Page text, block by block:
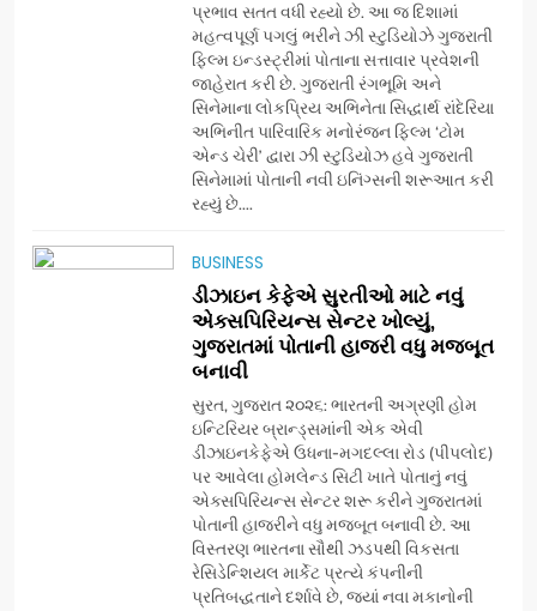
પ્રભાવ સતત વધી રહ્યો છે. આ જ દિશામાં
મહત્વપૂર્ણ પગલું ભરીને ઝી સ્ટુડિયોઝે ગુજરાતી
ફિલ્મ ઇન્ડસ્ટ્રીમાં પોતાના સત્તાવાર પ્રવેશની
જાહેરાત કરી છે. ગુજરાતી રંગભૂમિ અને
સિનેમાના લોકપ્રિય અભિનેતા સિદ્ધાર્થ રાંદેરિયા
અભિનીત પારિવારિક મનોરંજન ફિલ્મ ‘ટોમ
એન્ડ ચેરી’ દ્વારા ઝી સ્ટુડિયોઝ હવે ગુજરાતી
સિનેમામાં પોતાની નવી ઇનિંગ્સની શરૂઆત કરી
રહ્યું છે....
BUSINESS
ડીઝાઇન કેફેએ સુરતીઓ માટે નવું
એક્સપિરિયન્સ સેન્ટર ખોલ્યું,
ગુજરાતમાં પોતાની હાજરી વધુ મજબૂત
બનાવી
સુરત, ગુજરાત ૨૦૨૬: ભારતની અગ્રણી હોમ
ઇન્ટિરિયર બ્રાન્ડ્સમાંની એક એવી
ડીઝાઇનકેફેએ ઉધના-મગદલ્લા રોડ (પીપલોદ)
પર આવેલા હોમલેન્ડ સિટી ખાતે પોતાનું નવું
એક્સપિરિયન્સ સેન્ટર શરૂ કરીને ગુજરાતમાં
પોતાની હાજરીને વધુ મજબૂત બનાવી છે. આ
વિસ્તરણ ભારતના સૌથી ઝડપથી વિકસતા
રેસિડેન્શિયલ માર્કેટ પ્રત્યે કંપનીની
પ્રતિબદ્ધતાને દર્શાવે છે, જ્યાં નવા મકાનોની
અમદાવાદમાં યોજાયેલા ‘ઓકલ્ટ
કોન્ક્લેવ 2026’માં ઈન્ટરનેશનલ
ટેરોટ રીડર પુનિતજી લુલ્લા એ ટેરોટ
કાર્ડ રીડિંગ અંગે માહિતી આપી
AHMEDABAD
નેશનલ લીડરશિપ કોન્કલેવ તથા
ભારત સમ્માન ૨૦૨૬નો ભવ્ય અને
પ્રતિષ્ઠિત કાર્યક્રમ નવી દિલ્હીમાં
સફળતાપૂર્વક યોજાયો
BUSINESS
ગેટ સેટ ગો રિવ્યુ: ગુજરાતી
સિનેમામાં એક્શન અને રોમાંચનો
એક તદ્દન નવો અને અનોખો
અંદાજ
ENTERTAINMENT
ઝી સ્ટુડિયોઝનું ગુજરાતી સિનેમામાં
ગ્રાન્ડ એન્ટ્રી: સિદ્ધાર્થ રાંદેરિયાની
‘ટોમ એન્ડ ચેરી’ સાથે નવા યુગની
ENTERTAINMENT